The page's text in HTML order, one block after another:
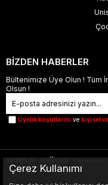
BİZDEN HABERLER
Bültenimize Üye Olun ! Tüm
Olsun !
Üyelik koşullarını ve kişisel
Çerez Kullanımı